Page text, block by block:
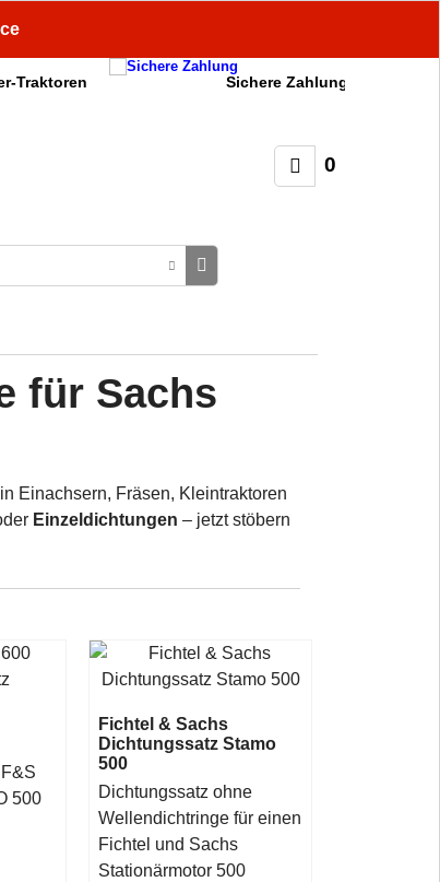
Traktoren Sichere Zahlung
0
für Sachs
Einachsern, Fräsen, Kleintraktoren
Einzeldichtungen – jetzt stöbern
500
Fichtel & Sachs
Dichtungssatz Stamo
500
Dichtungssatz ohne
Wellendichtringe für einen
Fichtel und Sachs
Stationärmotor 500